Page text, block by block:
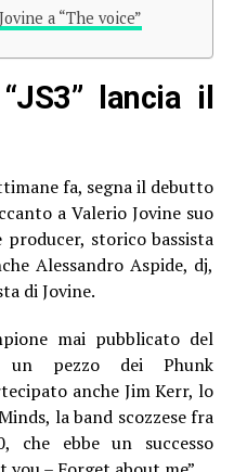
a “The voice”
lancia il
fa, segna il debutto
a Valerio Jovine suo
storico bassista
Alessandro Aspide, dj,
di Jovine.
mai pubblicato del
pezzo dei Phunk
anche Jim Kerr, lo
la band scozzese fra
che ebbe un successo